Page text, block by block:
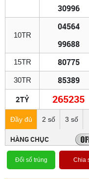
30996
10TR
04564
99688
15TR 80775
30TR 85389
2TỶ 265235
Đầy đủ 2 số 3 số
HÀNG CHỤC
Đổi số trúng Chia